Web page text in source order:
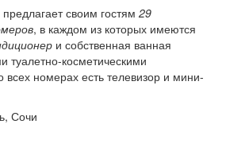
своим гостям 29
, в каждом из которых имеются
и собственная ванная
туалетно-косметическими
номерах есть телевизор и мини-